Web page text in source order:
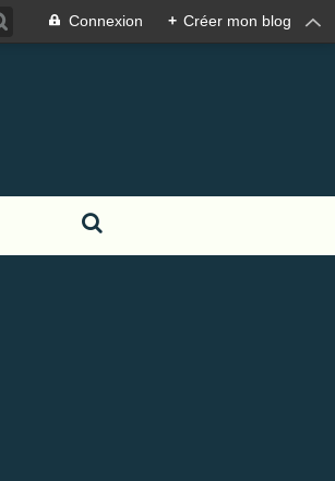
Connexion + Créer mon blog